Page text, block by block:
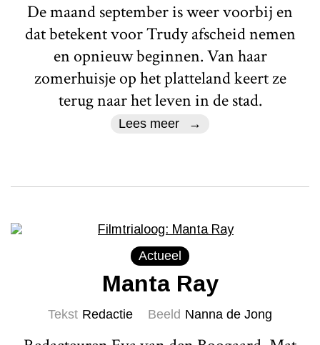
De maand september is weer voorbij en
dat betekent voor Trudy afscheid nemen
en opnieuw beginnen. Van haar
zomerhuisje op het platteland keert ze
terug naar het leven in de stad.
Lees meer
Actueel
Manta Ray
Tekst Redactie Beeld Nanna de Jong